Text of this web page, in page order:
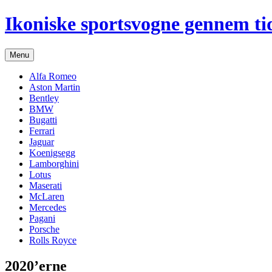
Hop
til
Ikoniske sportsvogne gennem
Menu
Alfa Romeo
Aston Martin
Bentley
BMW
Bugatti
Ferrari
Jaguar
Koenigsegg
Lamborghini
Lotus
Maserati
McLaren
Mercedes
Pagani
Porsche
Rolls Royce
2020’erne